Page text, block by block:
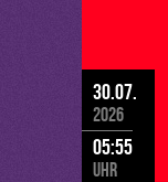
30.07.
2026
05:55
Uhr